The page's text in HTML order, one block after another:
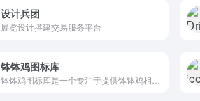
设计兵团
展览设计搭建交易服务平台
钵钵鸡图标库